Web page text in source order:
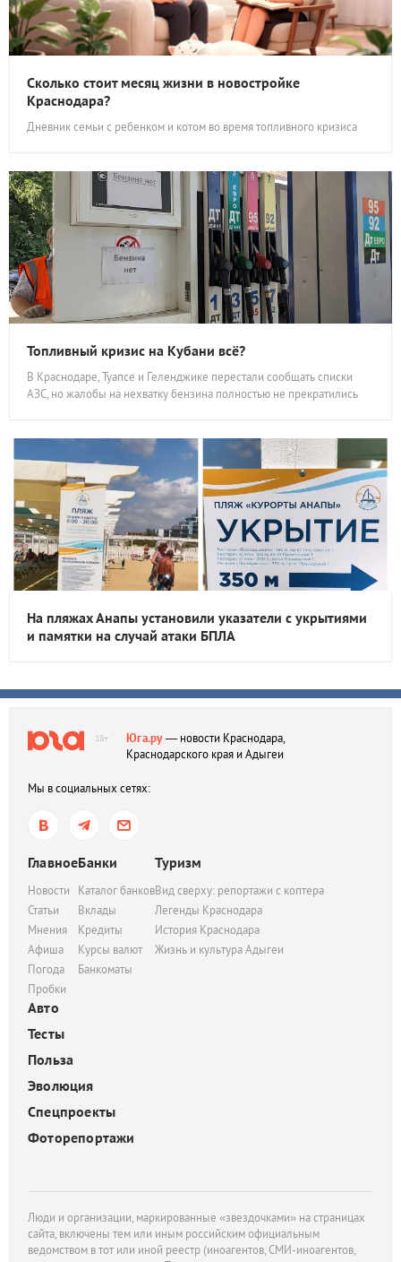
Сколько стоит месяц жизни в новостройке
Краснодара?
Дневник семьи с ребенком и котом во время топливного кризиса
Топливный кризис на Кубани всё?
В Краснодаре, Туапсе и Геленджике перестали сообщать списки
АЗС, но жалобы на нехватку бензина полностью не прекратились
На пляжах Анапы установили указатели с укрытиями
и памятки на случай атаки БПЛА
18+ Юга.ру— новости Краснодара,
Краснодарского края и Адыгеи
Мы в социальных сетях:
Главное
Новости
Статьи
Мнения
Афиша
Погода
Пробки
Банки
Каталог банков
Вклады
Кредиты
Курсы валют
Банкоматы
Туризм
Вид сверху: репортажи с коптера
Легенды Краснодара
История Краснодара
Жизнь и культура Адыгеи
Авто
Тесты
Польза
Эволюция
Спецпроекты
Фоторепортажи
Люди и организации, маркированные «звездочками» на страницах
сайта, включены тем или иным российским официальным
ведомством в тот или иной реестр (иноагентов, СМИ-иноагентов,